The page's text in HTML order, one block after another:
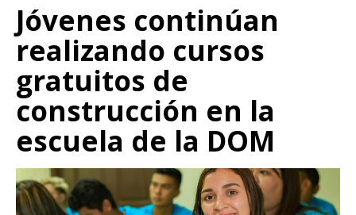
Jóvenes continúan
realizando cursos
gratuitos de
construcción en la
escuela de la DOM